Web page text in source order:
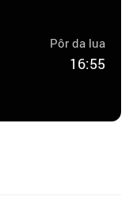
Pôr da lua
16:55